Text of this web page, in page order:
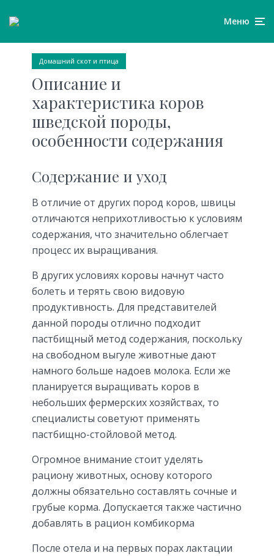
Меню
Домашний скот и птица
Описание и
характеристика коров
шведской породы,
особенности содержания
Содержание и уход
В отличие от других пород коров, швицы
отличаются неприхотливостью к условиям
содержания, что значительно облегчает
процесс их выращивания.
В других условиях коровы начнут часто
болеть и терять свою видовую
продуктивность. Для представителей
данной породы отлично подходит
пастбищный метод содержания, поскольку
на свободном выгуле животные дают
намного больше надоев молока. Если же
планируется выращивать коров в
небольших фермерских хозяйствах, то
специалисты советуют применять
пастбищно-стойловой метод.
Огромное внимание стоит уделять
рациону животных, основу которого
должны обязательно составлять сочные и
грубые корма. Допускается также частично
добавлять в рацион комбикорма
После отела и на первых порах лактации